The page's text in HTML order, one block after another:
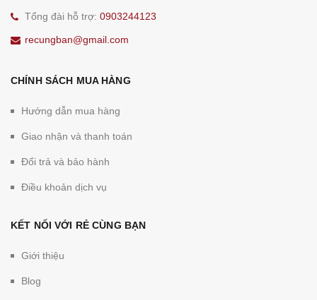
Tổng đài hỗ trợ: 0903244123
recungban@gmail.com
CHÍNH SÁCH MUA HÀNG
Hướng dẫn mua hàng
Giao nhận và thanh toán
Đổi trả và bảo hành
Điều khoản dịch vụ
KẾT NỐI VỚI RẺ CÙNG BẠN
Giới thiệu
Blog